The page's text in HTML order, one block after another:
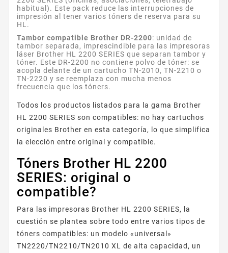
habitual). Este pack reduce las interrupciones de
impresión al tener varios tóners de reserva para su
HL.
Tambor compatible Brother DR-2200: unidad de
tambor separada, imprescindible para las impresoras
láser Brother HL 2200 SERIES que separan tambor y
tóner. Este DR-2200 no contiene polvo de tóner: se
acopla delante de un cartucho TN-2010, TN-2210 o
TN-2220 y se reemplaza con mucha menos
frecuencia que los tóners.
Todos los productos listados para la gama Brother
HL 2200 SERIES son compatibles: no hay cartuchos
originales Brother en esta categoría, lo que simplifica
la elección entre original y compatible.
Tóners Brother HL 2200
SERIES: original o
compatible?
Para las impresoras Brother HL 2200 SERIES, la
cuestión se plantea sobre todo entre varios tipos de
tóners compatibles: un modelo «universal»
TN2220/TN2210/TN2010 XL de alta capacidad, un